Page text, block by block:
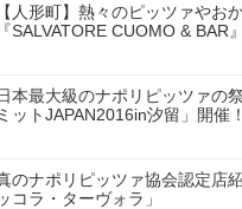
【人形町】熱々のピッツァやお
『SALVATORE CUOMO & BAR
本最大級のナポリピッツァの
ミットJAPAN2016in汐留」開催
のナポリピッツァ協会認定店
コラ・ターヴォラ」